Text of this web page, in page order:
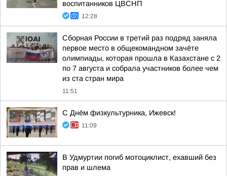
воспитанников ЦВСНП
12:28
Сборная России в третий раз подряд заняла
первое место в общекомандном зачёте
олимпиады, которая прошла в Казахстане с 2
по 7 августа и собрала участников более чем
из ста стран мира
11:51
С Днём физкультурника, Ижевск!
11:09
В Удмуртии погиб мотоциклист, ехавший без
прав и шлема